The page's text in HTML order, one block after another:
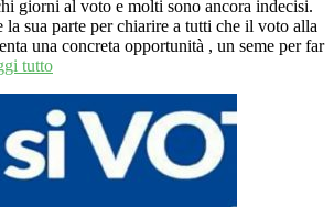
giorni al voto e molti sono ancora indecisi.
sua parte per chiarire a tutti che il voto alla
una concreta opportunità , un seme per far
tutto